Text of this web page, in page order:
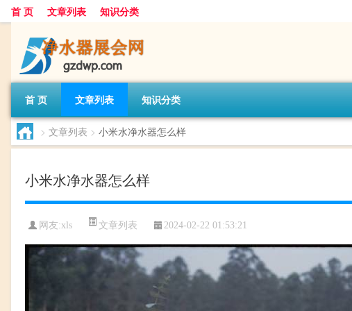
首 页 文章列表 知识分类
首 页 文章列表 知识分类
> 文章列表 > 小米水净水器怎么样
小米水净水器怎么样
网友:xls 文章列表 2024-02-22 01:53:21